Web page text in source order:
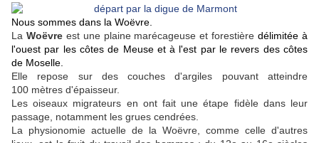
Nous sommes dans la Woëvre.
La Woëvreest une plaine marécageuse et forestièredélimitée à
l'ouest par les côtes de Meuse et à l'est par le revers des côtes
de Moselle.
Elle repose sur des couches d'argiles pouvant atteindre
100 mètres d'épaisseur.
Les oiseaux migrateurs en ont fait une étape fidèle dans leur
passage, notamment les grues cendrées.
La physionomie actuelle de la Woëvre, comme celle d'autres